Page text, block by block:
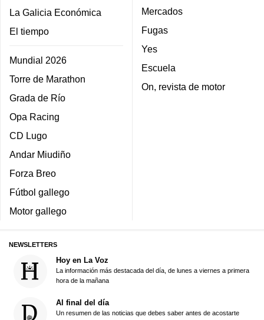
La Galicia Económica
El tiempo
Mundial 2026
Torre de Marathon
Grada de Río
Opa Racing
CD Lugo
Andar Miudiño
Forza Breo
Fútbol gallego
Motor gallego
Mercados
Fugas
Yes
Escuela
On, revista de motor
NEWSLETTERS
Hoy en La Voz
La información más destacada del día, de lunes a viernes a primera
hora de la mañana
Al final del día
Un resumen de las noticias que debes saber antes de acostarte